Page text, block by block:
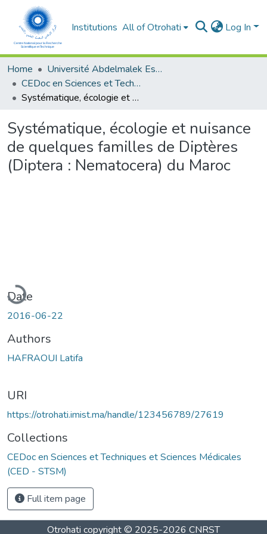
Institutions All of Otrohati Log In
Home
Université Abdelmalek Essaâdi - Tétouan
CEDoc en Sciences et Techniques et Sciences Médicales (CED - STSM)
Systématique, écologie et nuisance de quelques familles de Diptères (Diptera : Nematocera) du Maroc
Systématique, écologie et nuisance
de quelques familles de Diptères
(Diptera : Nematocera) du Maroc
Date
2016-06-22
Authors
HAFRAOUI Latifa
URI
https://otrohati.imist.ma/handle/123456789/27619
Collections
CEDoc en Sciences et Techniques et Sciences Médicales
(CED - STSM)
Full item page
Otrohati copyright © 2025-2026 CNRST